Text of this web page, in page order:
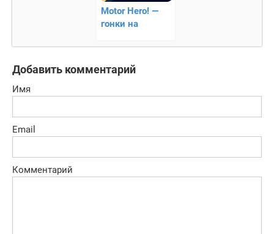
Motor Hero! —
гонки на
Добавить комментарий
Имя
Email
Комментарий